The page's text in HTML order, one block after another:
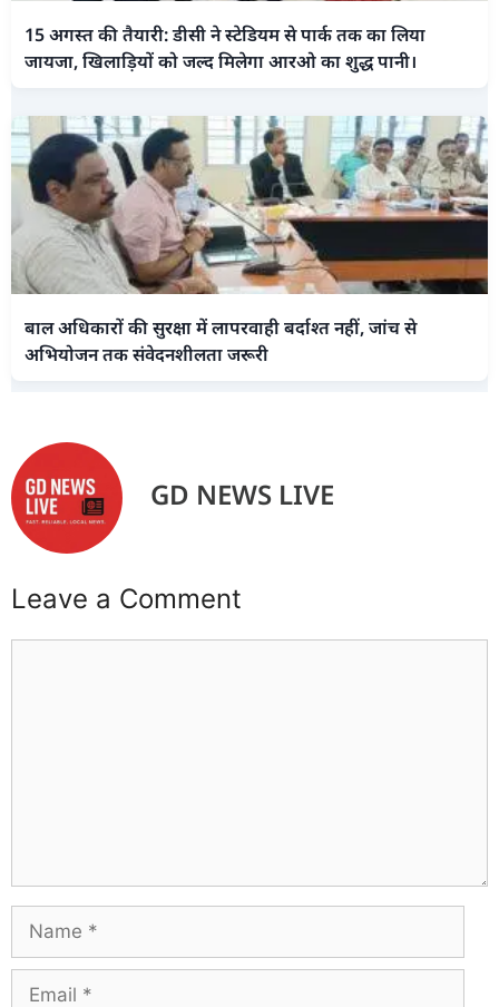
15 अगस्त की तैयारी: डीसी ने स्टेडियम से पार्क तक का लिया
जायजा, खिलाड़ियों को जल्द मिलेगा आरओ का शुद्ध पानी।
बाल अधिकारों की सुरक्षा में लापरवाही बर्दाश्त नहीं, जांच से
अभियोजन तक संवेदनशीलता जरूरी
GD NEWS LIVE
Leave a Comment